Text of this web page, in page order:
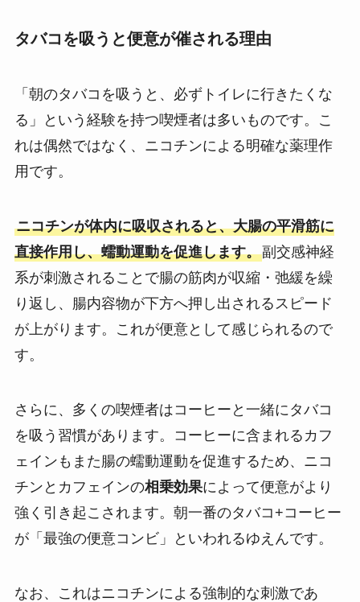
タバコを吸うと便意が催される理由
「朝のタバコを吸うと、必ずトイレに行きたくな
る」という経験を持つ喫煙者は多いものです。こ
れは偶然ではなく、ニコチンによる明確な薬理作
用です。
ニコチンが体内に吸収されると、大腸の平滑筋に
直接作用し、蠕動運動を促進します。副交感神経
系が刺激されることで腸の筋肉が収縮・弛緩を繰
り返し、腸内容物が下方へ押し出されるスピード
が上がります。これが便意として感じられるので
す。
さらに、多くの喫煙者はコーヒーと一緒にタバコ
を吸う習慣があります。コーヒーに含まれるカフ
ェインもまた腸の蠕動運動を促進するため、ニコ
チンとカフェインの相乗効果によって便意がより
強く引き起こされます。朝一番のタバコ+コーヒー
が「最強の便意コンビ」といわれるゆえんです。
なお、これはニコチンによる強制的な刺激であ